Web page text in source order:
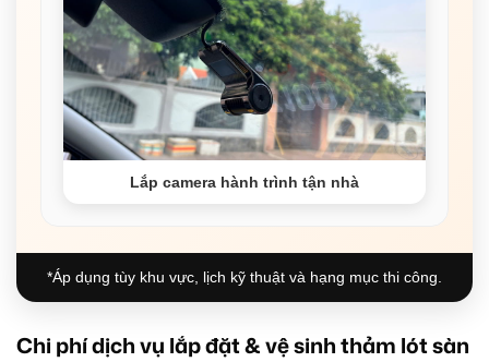
Lắp camera hành trình tận nhà
*Áp dụng tùy khu vực, lịch kỹ thuật và hạng mục thi công.
Chi phí dịch vụ lắp đặt & vệ sinh thảm lót sàn